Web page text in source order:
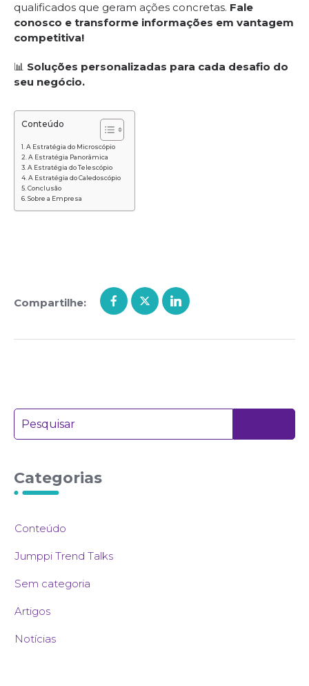
qualificados que geram ações concretas. Fale
conosco e transforme informações em vantagem
competitiva!
📊 Soluções personalizadas para cada desafio do
seu negócio.
Conteúdo
A Estratégia do Microscópio
A Estratégia Panorâmica
A Estratégia do Telescópio
A Estratégia do Caledoscópio
Conclusão
Sobre a Empresa
Compartilhe:
Categorias
Conteúdo
Jumppi Trend Talks
Sem categoria
Artigos
Notícias